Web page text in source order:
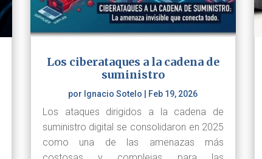
Los ciberataques a la cadena de
suministro
por Ignacio Sotelo Feb 19, 2026
Los ataques dirigidos a la cadena de
suministro digital se consolidaron en 2025
como una de las amenazas más